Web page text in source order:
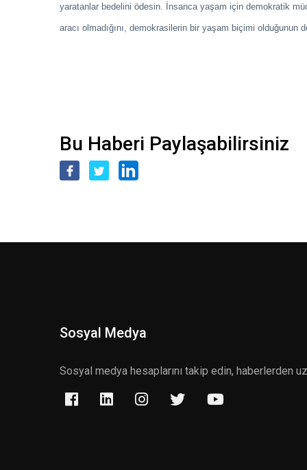
yaratanlar bedelini ödesin. İnsanca yaşam için demokratik
aracı olmadığını, demokrasilerin bir yaşam biçimi olduğunun
Bu Haberi Paylaşabilirsiniz
Sosyal Medya
Sosyal medya hesaplarını takip edin, haberlerden